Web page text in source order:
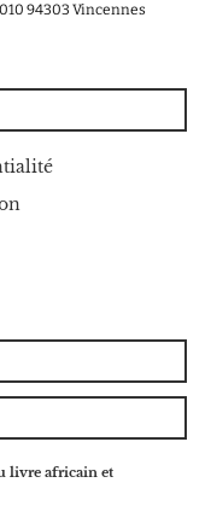
94303 Vincennes
livre africain et